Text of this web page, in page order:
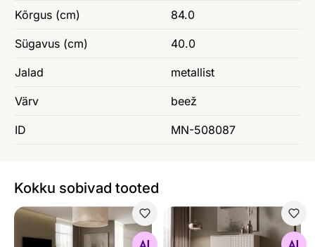
Kõrgus (cm) 84.0
Sügavus (cm) 40.0
Jalad metallist
Värv beež
ID MN-508087
Kokku sobivad tooted
Elutoamööbel Leo Kummut Leo